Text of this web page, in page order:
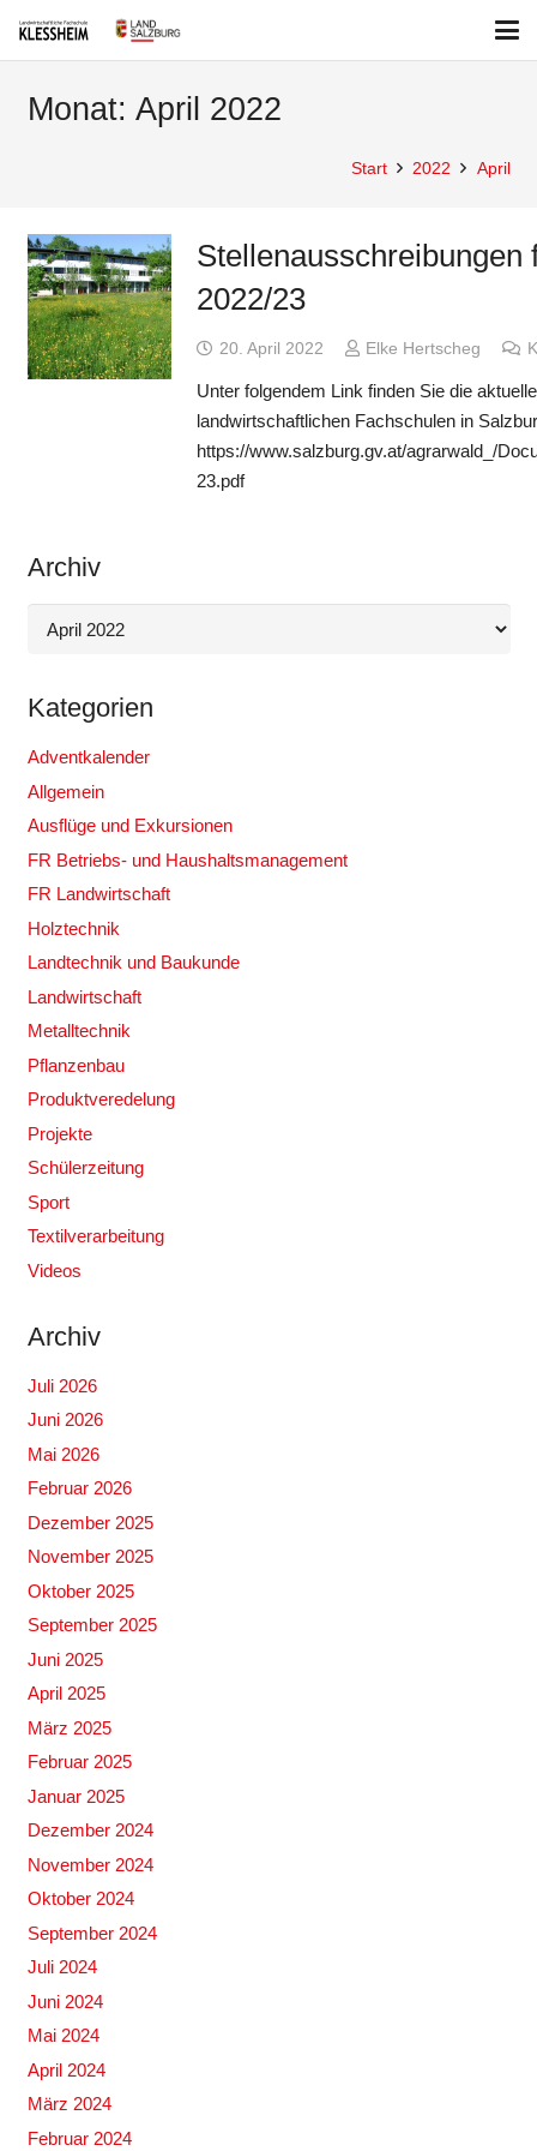
Monat: April 2022
Start 2022 April
Stellenausschreibungen
2022/23
20. April 2022 Elke Hertscheg
Unter folgendem Link finden Sie die
landwirtschaftlichen Fachschulen in
https://www.salzburg.gv.at/agrarwald_/
23.pdf
Archiv
Kategorien
Adventkalender
Allgemein
Ausflüge und Exkursionen
FR Betriebs- und Haushaltsmanagement
FR Landwirtschaft
Holztechnik
Landtechnik und Baukunde
Landwirtschaft
Metalltechnik
Pflanzenbau
Produktveredelung
Projekte
Schülerzeitung
Sport
Textilverarbeitung
Videos
Archiv
Juli 2026
Juni 2026
Mai 2026
Februar 2026
Dezember 2025
November 2025
Oktober 2025
September 2025
Juni 2025
April 2025
März 2025
Februar 2025
Januar 2025
Dezember 2024
November 2024
Oktober 2024
September 2024
Juli 2024
Juni 2024
Mai 2024
April 2024
März 2024
Februar 2024